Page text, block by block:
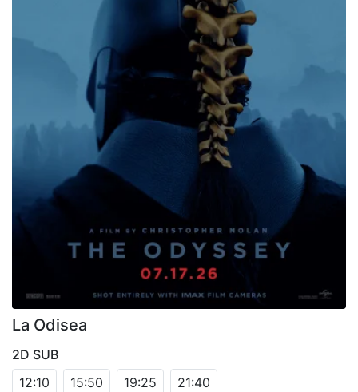
La Odisea
2D SUB
12:10
15:50 19:25 21:40